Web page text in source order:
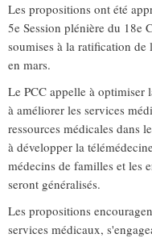
VIDÉOS
Les propositions ont été
5e Session plénière du 18e
soumises à la ratification
en mars.
Le PCC appelle à optimiser
à améliorer les services
ressources médicales dans
à développer la
médecins de familles et les
seront généralisés.
Les propositions
services médicaux,